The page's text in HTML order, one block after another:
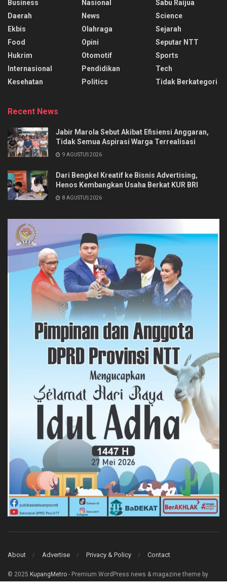
Business
Daerah
Ekbis
Food
Hukrim
Internasional
Kesehatan
Nasional
News
Olahraga
Opini
Otomotif
Pendidikan
Politics
Sabu Raijua
Science
Sejarah
Seputar NTT
Sports
Tech
Tidak Berkategori
Recent News
​Jabir Marola Sebut Akibat Efisiensi Anggaran,
Tidak Semua Aspirasi Warga Terrealisasi
9 AGUSTUS 2026
Dari Bengkel Kreatif ke Bisnis Advertising,
Henos Kembangkan Usaha Berkat KUR BRI
8 AGUSTUS 2026
About Advertise Privacy & Policy Contact
© 2025 KupangMetro - Premium WordPress news & magazine theme by